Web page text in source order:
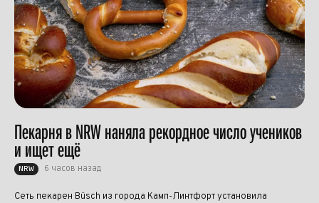
Пекарня в NRW наняла рекордное число учеников
и ищет ещё
NRW 6 часов назад
Сеть пекарен Büsch из города Камп-Линтфорт установила